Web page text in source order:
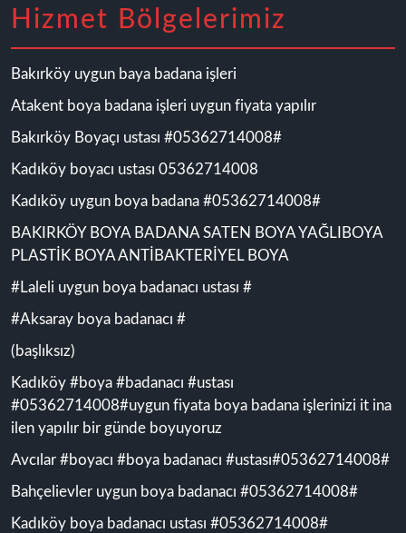
Hizmet Bölgelerimiz
Bakırköy uygun baya badana işleri
Atakent boya badana işleri uygun fiyata yapılır
Bakırköy Boyaçı ustası #05362714008#
Kadıköy boyacı ustası 05362714008
Kadıköy uygun boya badana #05362714008#
BAKIRKÖY BOYA BADANA SATEN BOYA YAĞLIBOYA
PLASTİK BOYA ANTİBAKTERİYEL BOYA
#Laleli uygun boya badanacı ustası #
#Aksaray boya badanacı #
(başlıksız)
Kadıköy #boya #badanacı #ustası
#05362714008#uygun fiyata boya badana işlerinizi it ina
ilen yapılır bir günde boyuyoruz
Avcılar #boyacı #boya badanacı #ustası#05362714008#
Bahçelievler uygun boya badanacı #05362714008#
Kadıköy boya badanacı ustası #05362714008#